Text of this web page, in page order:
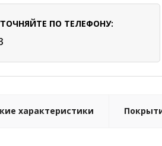
ПО ТЕЛЕФОНУ:
характеристики